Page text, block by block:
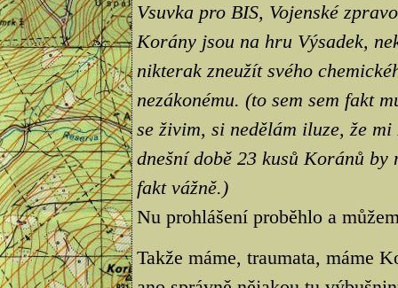
Vsuvka pro BIS, Vojenské
Korány jsou na hru Výsadek,
nikterak zneužít svého
nezákonému. (to sem sem fakt
se živim, si nedělám iluze, že
dnešní době 23 kusů Koránů
fakt vážně.)
Nu prohlášení proběhlo a
Takže máme, traumata, máme